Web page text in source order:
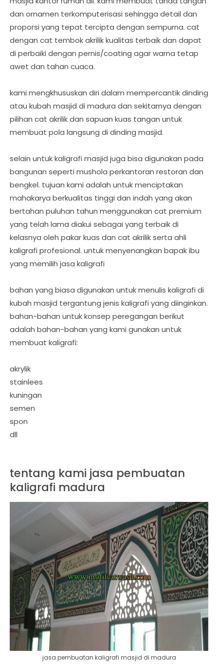
dan ornamen terkomputerisasi sehingga detail dan
proporsi yang tepat tercipta dengan sempurna. cat
dengan cat tembok akrilik kualitas terbaik dan dapat
di perbaiki dengan pernis/coating agar warna tetap
awet dan tahan cuaca.
kami mengkhususkan diri dalam mempercantik dinding
atau kubah masjid di madura dan sekitarnya dengan
pilihan cat akrilik dan sapuan kuas tangan untuk
membuat pola langsung di dinding masjid.
selain untuk kaligrafi masjid juga bisa digunakan pada
bangunan seperti mushola perkantoran restoran dan
bengkel. tujuan kami adalah untuk menciptakan
mahakarya berkualitas tinggi dan indah yang akan
bertahan puluhan tahun menggunakan cat premium
yang telah lama diakui sebagai yang terbaik di
kelasnya oleh pakar kuas dan cat akrilik serta ahli
kaligrafi profesional. untuk menyenangkan bapak ibu
yang memilih jasa kaligrafi
bahan yang biasa digunakan untuk menulis kaligrafi di
kubah masjid tergantung jenis kaligrafi yang diinginkan.
bahan-bahan untuk konsep peregangan berikut
adalah bahan-bahan yang kami gunakan untuk
membuat kaligrafi:
akrylik
stainlees
kuningan
semen
spon
dll
tentang kami jasa pembuatan
kaligrafi madura
jasa pembuatan kaligrafi masjid di madura